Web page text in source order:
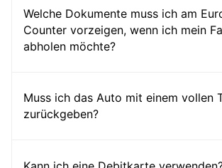
Welche Dokumente muss ich am
Counter vorzeigen, wenn ich mein
abholen möchte?
Muss ich das Auto mit einem vollen
zurückgeben?